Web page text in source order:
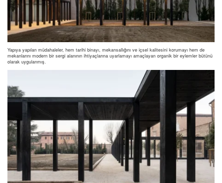
Yapıya yapılan müdahaleler, hem tarihi binayı, mekansallığını ve içsel kalitesini korumayı hem de
mekanlarını modern bir sergi alanının ihtiyaçlarına uyarlamayı amaçlayan organik bir eylemler bütünü
olarak uygulanmış.